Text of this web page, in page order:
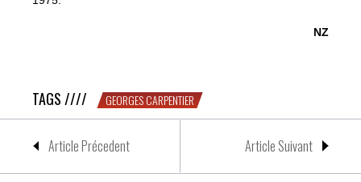
NZ
TAGS //// GEORGES CARPENTIER
Article Précedent Article Suivant